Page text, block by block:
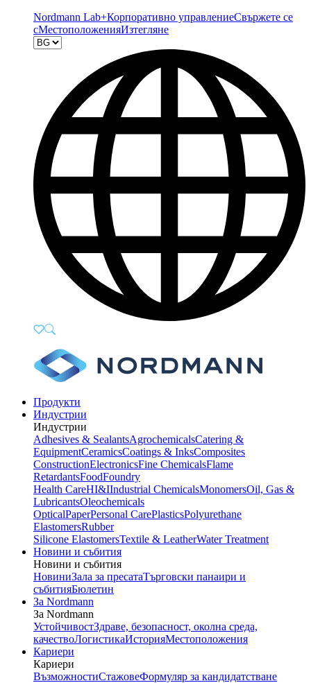
Nordmann Lab+Корпоративно управлениеСвържете се
сМестоположенияИзтегляне
Продукти
Индустрии
Индустрии
Adhesives & SealantsAgrochemicalsCatering &
EquipmentCeramicsCoatings & InksComposites
ConstructionElectronicsFine ChemicalsFlame
RetardantsFoodFoundry
Health CareHI&IIndustrial ChemicalsMonomersOil, Gas &
LubricantsOleochemicals
OpticalPaperPersonal CarePlasticsPolyurethane
ElastomersRubber
Silicone ElastomersTextile & LeatherWater Treatment
Новини и събития
Новини и събития
НовиниЗала за пресатаТърговски панаири и
събитияБюлетин
За Nordmann
За Nordmann
УстойчивостЗдраве, безопасност, околна среда,
качествоЛогистикаИсторияМестоположения
Кариери
Кариери
ВъзможностиСтажовеФормуляр за кандидатстване